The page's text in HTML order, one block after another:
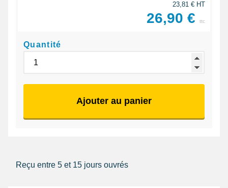
23,81 € HT
26,90 € ttc
Quantité
Ajouter au panier
Reçu entre 5 et 15 jours ouvrés